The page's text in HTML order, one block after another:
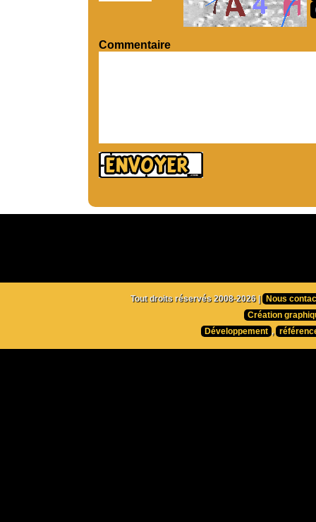
Commentaire
Tout droits réservés 2008-2026 |
Nous
Création
Développement ,